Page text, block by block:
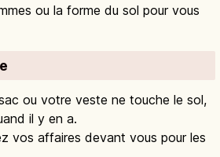
ou la forme du sol pour vous
ou votre veste ne touche le sol,
il y en a.
vos affaires devant vous pour les